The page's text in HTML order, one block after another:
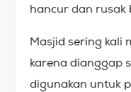
hancur dan rusak
Masjid sering kali
karena dianggap
digunakan untuk